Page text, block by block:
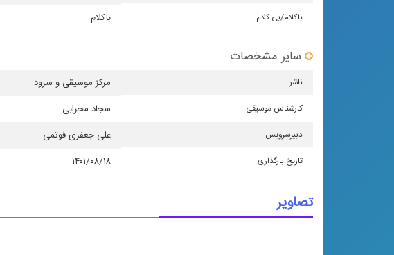
باكلام/بی كلام باکلام
سایر مشخصات
ناشر مركز موسیقی و سرود
كارشناس موسیقی سجاد محرابی
دبیرسرویس علی جعفری فوتمی
تاریخ بارگذاری ۱۴۰۱/۰۸/۱۸
تصاویر